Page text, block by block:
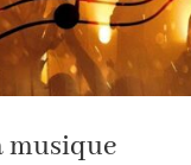
musique